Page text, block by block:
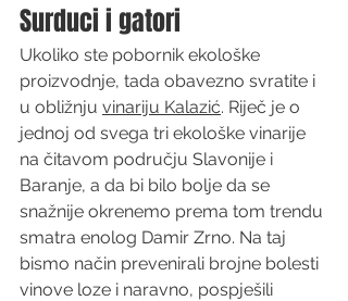
Surduci i gatori
Ukoliko ste pobornik ekološke
proizvodnje, tada obavezno svratite i
u obližnju vinariju Kalazić. Riječ je o
jednoj od svega tri ekološke vinarije
na čitavom području Slavonije i
Baranje, a da bi bilo bolje da se
snažnije okrenemo prema tom trendu
smatra enolog Damir Zrno. Na taj
bismo način prevenirali brojne bolesti
vinove loze i naravno, pospješili